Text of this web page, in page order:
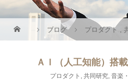
ブログ プロダクト ,
ＡＩ（人工知能）搭
プロダクト , 共同研究, 音楽